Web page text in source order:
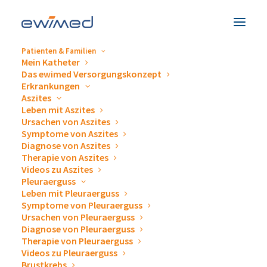
Patienten & Familien
Mein Katheter
Das ewimed Versorgungskonzept
Erkrankungen
Aszites
Leben mit Aszites
Ursachen von Aszites
Symptome von Aszites
Diagnose von Aszites
Therapie von Aszites
Videos zu Aszites
Pleuraerguss
Leben mit Pleuraerguss
Symptome von Pleuraerguss
Ursachen von Pleuraerguss
Diagnose von Pleuraerguss
Therapie von Pleuraerguss
Videos zu Pleuraerguss
Brustkrebs
Datenschutz auf einen
Blick
1. Einleitung
Mit den folgenden Informationen möchten wir Ihnen
als “betroffener Person” einen Überblick über die
Verarbeitung Ihrer personenbezogenen Daten durch
uns und Ihre Rechte aus den Datenschutzgesetzen
geben. Eine Nutzung unserer Internetseiten ist
grundsätzlich ohne Eingabe personenbezogener